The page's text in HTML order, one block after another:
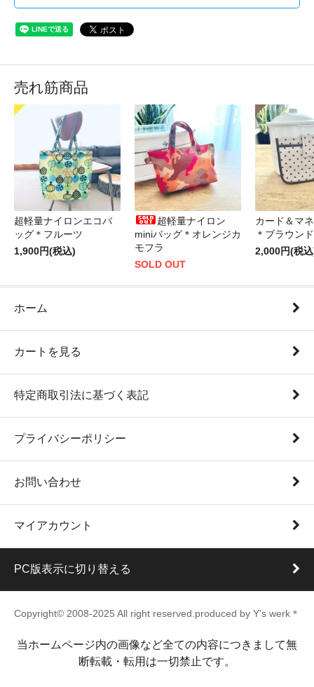
売れ筋商品
超軽量ナイロンエコバ
ッグ＊フルーツ
1,900円(税込)
超軽量ナイロン
miniバッグ＊オレンジカ
モフラ
SOLD OUT
カード＆マ
＊ブラウン
2,000円(税
ホーム
カートを見る
特定商取引法に基づく表記
プライバシーポリシー
お問い合わせ
マイアカウント
PC版表示に切り替える
Copyright© 2008-2025 All right reserved.produced by Y's werk＊
当ホームページ内の画像など全ての内容につきまして無
断転載・転用は一切禁止です。